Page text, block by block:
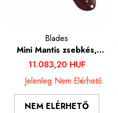
Blades
Mini Mantis zsebkés,
Rozsdamentes acél 420,
11.083,20 HUF
Jelenleg Nem Elérhető
NEM ELÉRHETŐ